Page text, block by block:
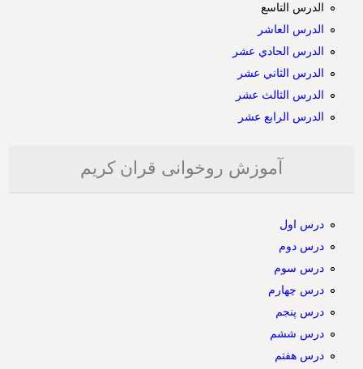
الدرس التاسع
الدرس العاشر
الدرس الحادي عشر
الدرس الثاني عشر
الدرس الثالث عشر
الدرس الرابع عشر
آموزش روخوانی قران کریم
درس اول
درس دوم
درس سوم
درس چهارم
درس پنجم
درس ششم
درس هفتم